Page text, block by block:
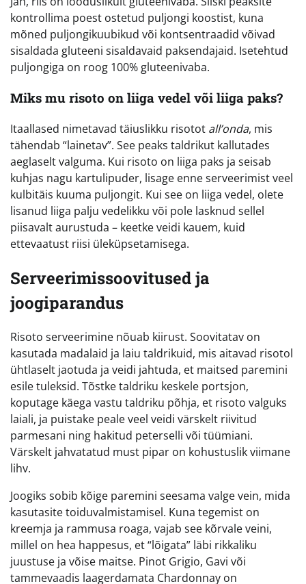
kontrollima poest ostetud puljongi koostist, kuna
mõned puljongikuubikud või kontsentraadid võivad
sisaldada gluteeni sisaldavaid paksendajaid. Isetehtud
puljongiga on roog 100% gluteenivaba.
Miks mu risoto on liiga vedel või liiga paks?
Itaallased nimetavad täiuslikku risotot all’onda, mis
tähendab “lainetav”. See peaks taldrikut kallutades
aeglaselt valguma. Kui risoto on liiga paks ja seisab
kuhjas nagu kartulipuder, lisage enne serveerimist veel
kulbitäis kuuma puljongit. Kui see on liiga vedel, olete
lisanud liiga palju vedelikku või pole lasknud sellel
piisavalt aurustuda – keetke veidi kauem, kuid
ettevaatust riisi üleküpsetamisega.
Serveerimissoovitused ja
joogiparandus
Risoto serveerimine nõuab kiirust. Soovitatav on
kasutada madalaid ja laiu taldrikuid, mis aitavad risotol
ühtlaselt jaotuda ja veidi jahtuda, et maitsed paremini
esile tuleksid. Tõstke taldriku keskele portsjon,
koputage käega vastu taldriku põhja, et risoto valguks
laiali, ja puistake peale veel veidi värskelt riivitud
parmesani ning hakitud peterselli või tüümiani.
Värskelt jahvatatud must pipar on kohustuslik viimane
lihv.
Joogiks sobib kõige paremini seesama valge vein, mida
kasutasite toiduvalmistamisel. Kuna tegemist on
kreemja ja rammusa roaga, vajab see kõrvale veini,
millel on hea happesus, et “lõigata” läbi rikkaliku
juustuse ja võise maitse. Pinot Grigio, Gavi või
tammevaadis laagerdamata Chardonnay on